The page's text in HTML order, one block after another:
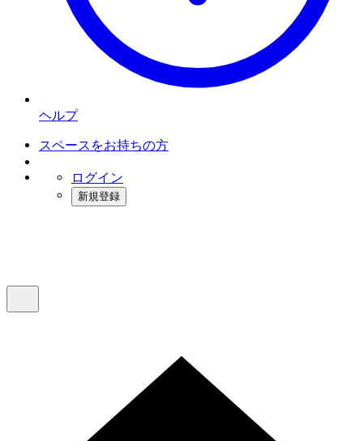
ヘルプ
スペースをお持ちの方
ログイン
新規登録